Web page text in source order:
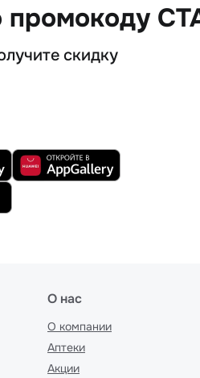
скидку
О нас
О компании
Аптеки
Акции